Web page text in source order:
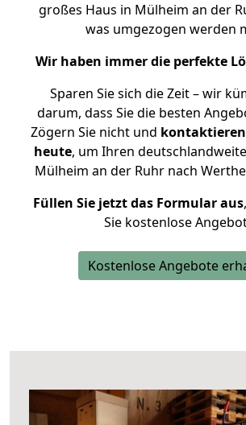
großes Haus in Mülheim an der
was umgezogen werden
Wir haben immer die perfekte
Sparen Sie sich die Zeit – wir
darum, dass Sie die besten
Zögern Sie nicht und kontaktieren
heute, um Ihren
Mülheim an der Ruhr nach
Füllen Sie jetzt das Formular aus
Sie kostenlose
Kostenlose Angebote